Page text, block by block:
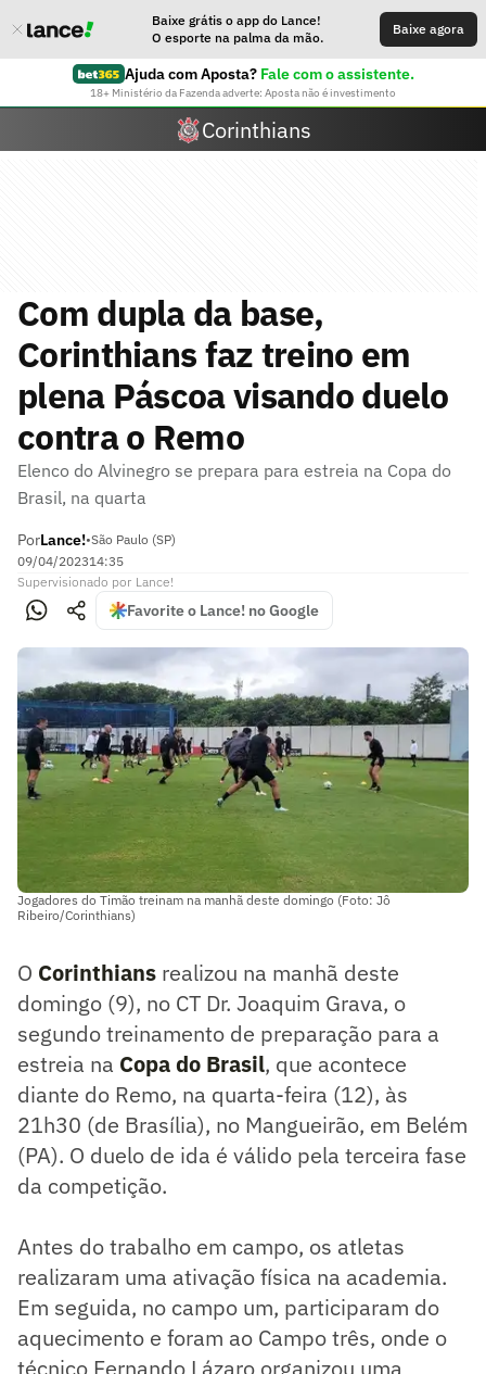
Baixe grátis o app do Lance!
O esporte na palma da mão.
Baixe agora
Ajuda com Aposta? Fale com o assistente.
18+ Ministério da Fazenda adverte: Aposta não é investimento
Corinthians
Com dupla da base,
Corinthians faz treino em
plena Páscoa visando duelo
contra o Remo
Elenco do Alvinegro se prepara para estreia na Copa do
Brasil, na quarta
PorLance!•São Paulo (SP)
09/04/202314:35
Supervisionado por Lance!
Favorite o Lance! no Google
Jogadores do Timão treinam na manhã deste domingo (Foto: Jô
Ribeiro/Corinthians)
O Corinthians realizou na manhã deste
domingo (9), no CT Dr. Joaquim Grava, o
segundo treinamento de preparação para a
estreia na Copa do Brasil, que acontece
diante do Remo, na quarta-feira (12), às
21h30 (de Brasília), no Mangueirão, em Belém
(PA). O duelo de ida é válido pela terceira fase
da competição.
Antes do trabalho em campo, os atletas
realizaram uma ativação física na academia.
Em seguida, no campo um, participaram do
aquecimento e foram ao Campo três, onde o